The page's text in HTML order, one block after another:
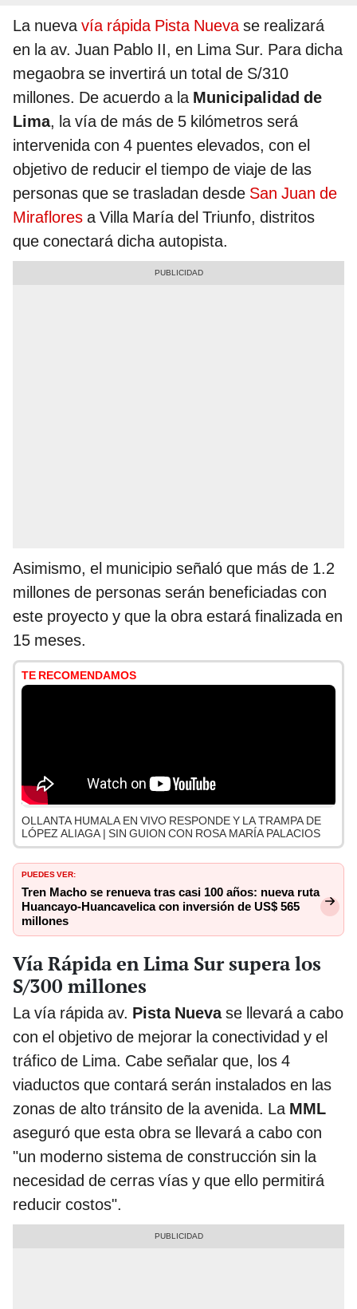
La nuevavía rápida Pista Nuevase realizará
en la av. Juan Pablo II, en Lima Sur. Para dicha
megaobra se invertirá un total de S/310
millones. De acuerdo a la Municipalidad de
Lima, la vía de más de 5 kilómetros será
intervenida con 4 puentes elevados, con el
objetivo de reducir el tiempo de viaje de las
personas que se trasladan desde San Juan de
Miraflores a Villa María del Triunfo, distritos
que conectará dicha autopista.
Asimismo, el municipio señaló que más de 1.2
millones de personas serán beneficiadas con
este proyecto y que la obra estará finalizada en
15 meses.
TE RECOMENDAMOS
OLLANTA HUMALA EN VIVO RESPONDE Y LA TRAMPA DE
LÓPEZ ALIAGA | SIN GUION CON ROSA MARÍA PALACIOS
PUEDES VER:
Tren Macho se renueva tras casi 100 años: nueva ruta
Huancayo-Huancavelica con inversión de US$ 565
millones
Vía Rápida en Lima Sur supera los
S/300 millones
La vía rápida av. Pista Nuevase llevará a cabo
con el objetivo de mejorar la conectividad y el
tráfico de Lima. Cabe señalar que, los 4
viaductos que contará serán instalados en las
zonas de alto tránsito de la avenida. La MML
aseguró que esta obra se llevará a cabo con
"un moderno sistema de construcción sin la
necesidad de cerras vías y que ello permitirá
reducir costos".